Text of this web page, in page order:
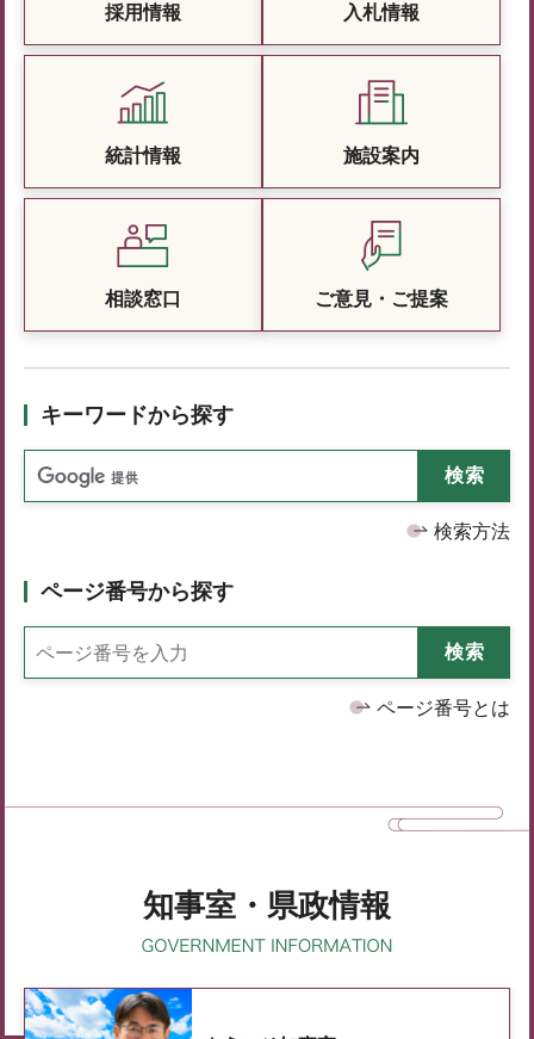
採用情報 入札情報
統計情報 施設案内
相談窓口 ご意見・ご提案
キーワードから探す
検索方法
ページ番号から探す
ページ番号とは
知事室・県政情報